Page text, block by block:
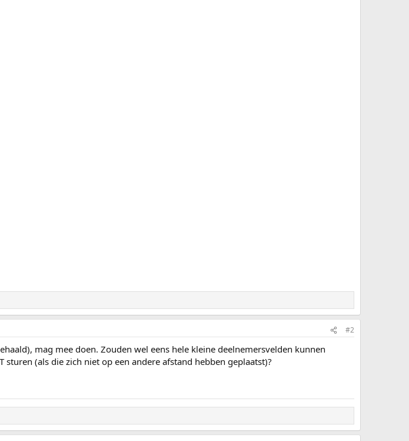
#2
mag mee doen. Zouden wel eens hele kleine deelnemersvelden kunnen
(als die zich niet op een andere afstand hebben geplaatst)?